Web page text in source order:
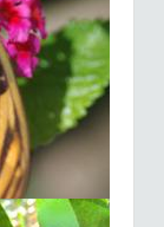
Fiche espèce
Fiche espèce